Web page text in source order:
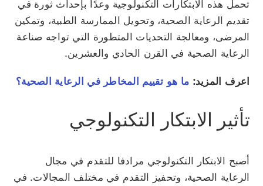
تحمل هذه الابتكارات التكنولوجية وعدًا بإحداث ثورة في
تقديم الرعاية الصحية، وتحويل الممارسة الطبية، وتمكين
المرضى، ومعالجة التحديات المتطورة التي تواجه صناعة
الرعاية الصحية في القرن الحادي والعشرين.
اعرف المزيد: ما هو تقييم المخاطر في الرعاية الصحية؟
تأثير الابتكار التكنولوجي
أصبح الابتكار التكنولوجي مرادفا للتقدم في مجال
الرعاية الصحية، وتحفيز التقدم في مختلف المجالات. في